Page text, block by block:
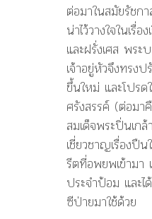
ต่อมาในสมัยรัช
น่าไว้วางใจในเรื่
และฝรั่งเศส พระ
เจ้าอยู่หัวจึงทรง
ขึ้นใหม่ และโปรด
ศรังสรรค์ (ต่อมา
สมเด็จพระปิ่นเก
เชี่ยวชาญเรื่อง
รีตที่อพยพเข้าม
ประจำป้อม และ
ซีป่ายมาใช้ด้วย